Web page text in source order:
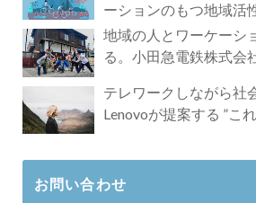
ーションのもつ地域活
地域の人とワーケーシ
る。小田急電鉄株式会
テレワークしながら社
Lenovoが提案する ”こ
お問い合わせ